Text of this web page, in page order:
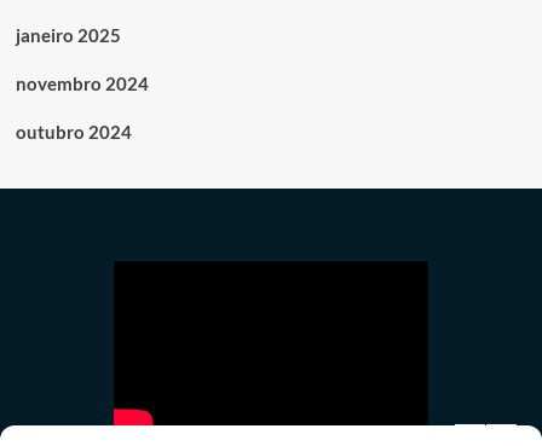
janeiro 2025
novembro 2024
outubro 2024